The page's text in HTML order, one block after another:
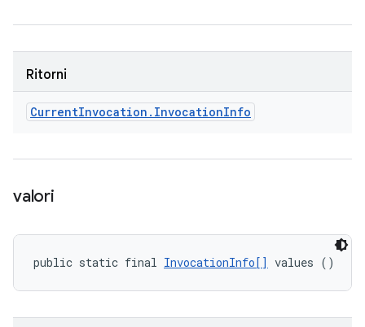
Ritorni
CurrentInvocation . InvocationInfo
valori
public static final InvocationInfo[] values ()